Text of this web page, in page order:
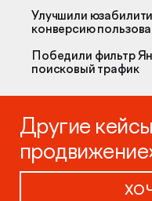
Улучшили
конверсию
Победили фильтр
поисковый трафик
Другие